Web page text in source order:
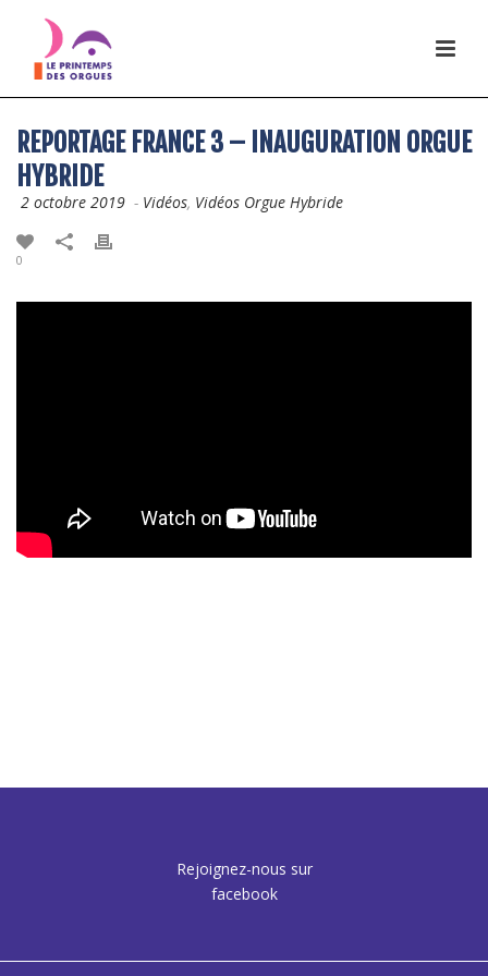
REPORTAGE FRANCE 3 – INAUGURATION ORGUE
HYBRIDE
2 octobre 2019 - Vidéos, Vidéos Orgue Hybride
0
Rejoignez-nous sur
facebook